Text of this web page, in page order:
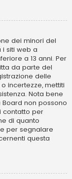
dei minori del
i siti web a
a 13 anni. Per
da parte del
delle
incertezze, mettiti
Nota bene
non possono
contatto per
di quanto
per segnalare
questa